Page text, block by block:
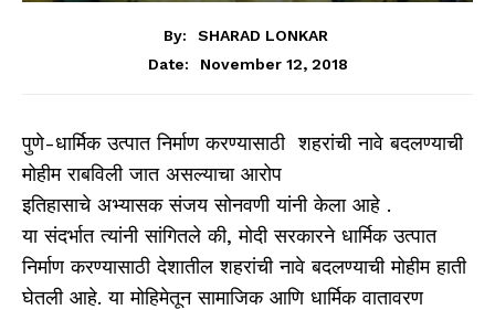
By:
SHARAD LONKAR
Date:
November 12, 2018
पुणे-धार्मिक उत्पात निर्माण करण्यासाठी शहरांची नावे बदलण्याची
मोहीम राबविली जात असल्याचा आरोप
इतिहासाचे अभ्यासक संजय सोनवणी यांनी केला आहे .
या संदर्भात त्यांनी सांगितले की, मोदी सरकारने धार्मिक उत्पात
निर्माण करण्यासाठी देशातील शहरांची नावे बदलण्याची मोहीम हाती
घेतली आहे. या मोहिमेतून सामाजिक आणि धार्मिक वातावरण